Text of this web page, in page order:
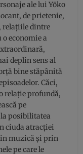
ale lui Yōko
de prietenie,
relațiile dintre
economie a
deplin sens al
bine stăpânită
Căci,
relație profundă,
pe
posibilitatea
ciuda atracției
muzică și prin
pe care le